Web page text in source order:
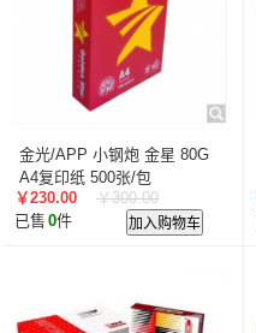
金光/APP 小钢炮 金星 80G
A4复印纸 500张/包
￥230.00
￥300.00
已售 0件 加入购物车